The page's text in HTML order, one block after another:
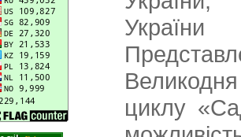
України
циклу